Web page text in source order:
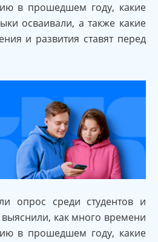
в прошедшем году, какие
осваивали, а также какие
и развития ставят перед
опрос среди студентов и
как много времени
в прошедшем году, какие